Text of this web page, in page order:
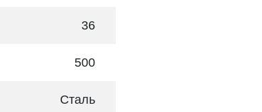
36
500
Сталь